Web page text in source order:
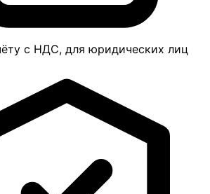
с НДС, для юридических лиц